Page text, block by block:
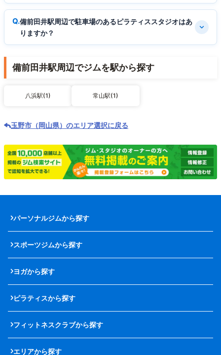
備前田井駅周辺で駐車場のあるピラティススタジオはあ
りますか？
備前田井駅周辺でジムを駅から探す
八浜駅(1) 常山駅(1)
玉野市（岡山県）のエリア選択に戻る
パーソナルジムから探す
スポーツジムから探す
ヨガから探す
ピラティスから探す
フィットネスクラブから探す
エリアから探す